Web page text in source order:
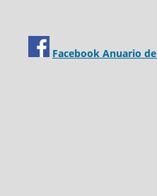
Facebook Anuario